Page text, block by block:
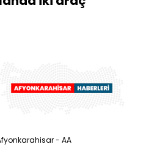
- AA